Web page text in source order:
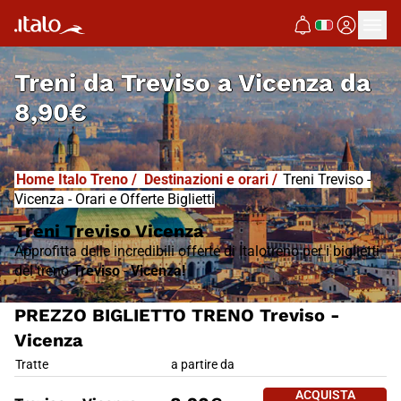
Treni daTreviso a Vicenzada
8,90€
Home Italo Treno / Destinazioni e orari / Treni Treviso -
Vicenza - Orari e Offerte Biglietti
Treni Treviso Vicenza
Approfitta delle incredibili offerte di Italotreno per i biglietti
del trenoTreviso-Vicenza!
PREZZO BIGLIETTO TRENO Treviso -
Vicenza
PREZZO BIGLIETTO TRENO
Tratte a partire da
ACQUISTA
ACQUISTA
ITABUS